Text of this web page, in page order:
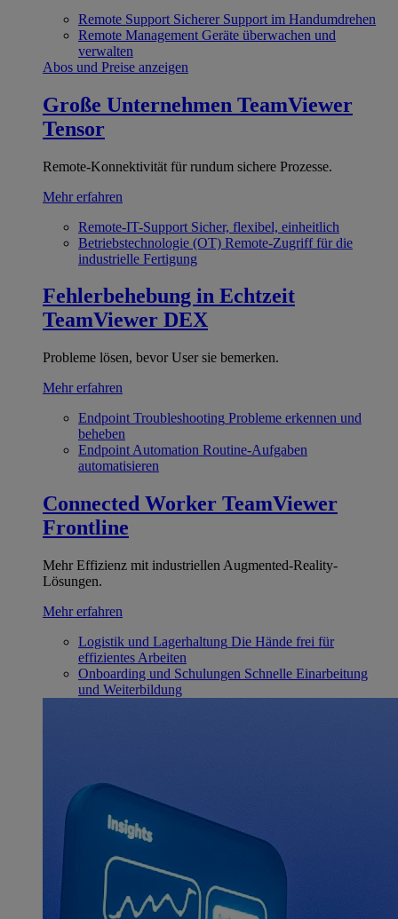
Remote Support Sicherer Support im Handumdrehen
Remote Management Geräte überwachen und
verwalten
Abos und Preise anzeigen
Große Unternehmen TeamViewer
Tensor
Remote-Konnektivität für rundum sichere Prozesse.
Mehr erfahren
Remote-IT-Support Sicher, flexibel, einheitlich
Betriebstechnologie (OT) Remote-Zugriff für die
industrielle Fertigung
Fehlerbehebung in Echtzeit
TeamViewer DEX
Probleme lösen, bevor User sie bemerken.
Mehr erfahren
Endpoint Troubleshooting Probleme erkennen und
beheben
Endpoint Automation Routine-Aufgaben
automatisieren
Connected Worker TeamViewer
Frontline
Mehr Effizienz mit industriellen Augmented-Reality-
Lösungen.
Mehr erfahren
Logistik und Lagerhaltung Die Hände frei für
effizientes Arbeiten
Onboarding und Schulungen Schnelle Einarbeitung
und Weiterbildung